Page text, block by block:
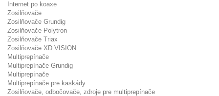
Internet po koaxe
Zosilňovače
Zosilňovače Grundig
Zosilňovače Polytron
Zosilňovače Triax
Zosilňovače XD VISION
Multiprepínače
Multiprepínače Grundig
Multiprepínače
Multiprepínače pre kaskády
Zosilňovače, odbočovače, zdroje pre multiprepínače